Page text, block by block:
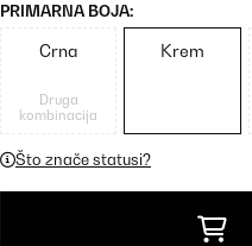
PRIMARNA BOJA:
Crna
Druga
kombinacija
Krem
Što znače statusi?